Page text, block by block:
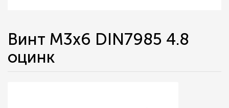
Винт М3х6 DIN7985 4.8
оцинк